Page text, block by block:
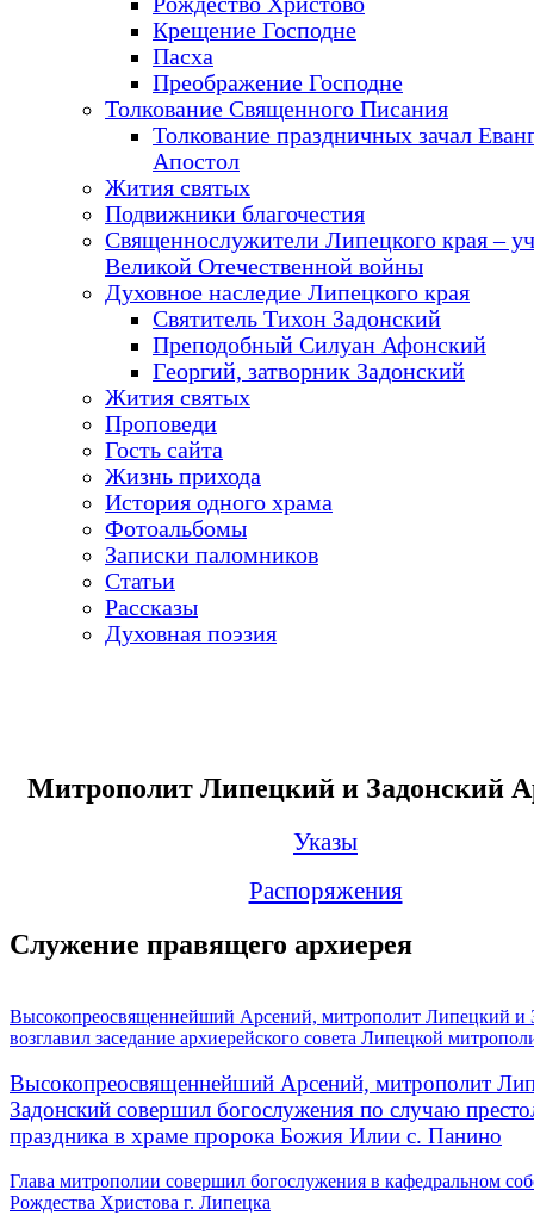
Крещение Господне
Пасха
Преображение Господне
Толкование Священного Писания
Толкование праздничных зачал
Апостол
Жития святых
Подвижники благочестия
Священнослужители Липецкого края –
Великой Отечественной войны
Духовное наследие Липецкого края
Святитель Тихон Задонский
Преподобный Силуан Афонский
Георгий, затворник Задонский
Жития святых
Проповеди
Гость сайта
Жизнь прихода
История одного храма
Фотоальбомы
Записки паломников
Статьи
Рассказы
Духовная поэзия
Митрополит Липецкий и Задонский
Указы
Распоряжения
Служение правящего архиерея
Высокопреосвященнейший Арсений, митрополит Липецкий и
возглавил заседание архиерейского совета Липецкой
Высокопреосвященнейший Арсений, митрополит
Задонский совершил богослужения по случаю
праздника в храме пророка Божия Илии с. Панино
Глава митрополии совершил богослужения в кафедральном
Рождества Христова г. Липецка